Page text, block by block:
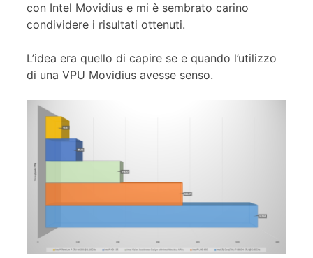
con Intel Movidius e mi è sembrato carino
condividere i risultati ottenuti.
L’idea era quello di capire se e quando l’utilizzo
di una VPU Movidius avesse senso.